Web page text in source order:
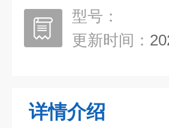
型号：
更新时间：
详情介绍